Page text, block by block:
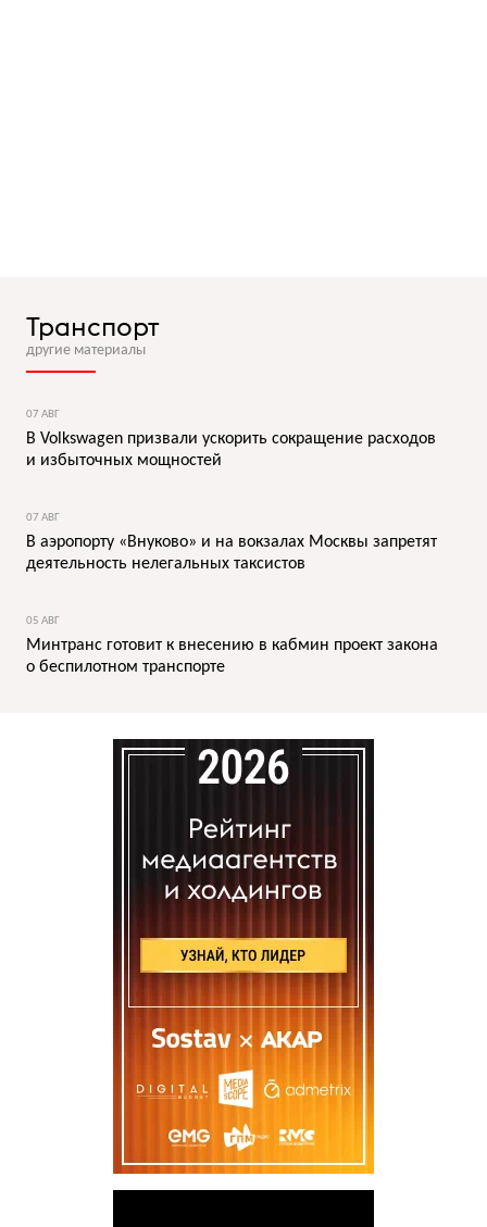
Транспорт
другие материалы
07 АВГ
В Volkswagen призвали ускорить сокращение расходов
и избыточных мощностей
07 АВГ
В аэропорту «Внуково» и на вокзалах Москвы запретят
деятельность нелегальных таксистов
05 АВГ
Минтранс готовит к внесению в кабмин проект закона
о беспилотном транспорте